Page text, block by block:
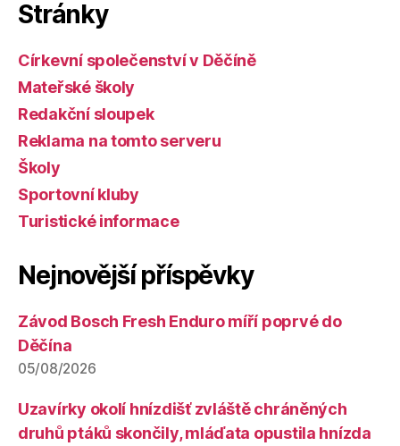
Stránky
Církevní společenství v Děčíně
Mateřské školy
Redakční sloupek
Reklama na tomto serveru
Školy
Sportovní kluby
Turistické informace
Nejnovější příspěvky
Závod Bosch Fresh Enduro míří poprvé do
Děčína
05/08/2026
Uzavírky okolí hnízdišť zvláště chráněných
druhů ptáků skončily, mláďata opustila hnízda